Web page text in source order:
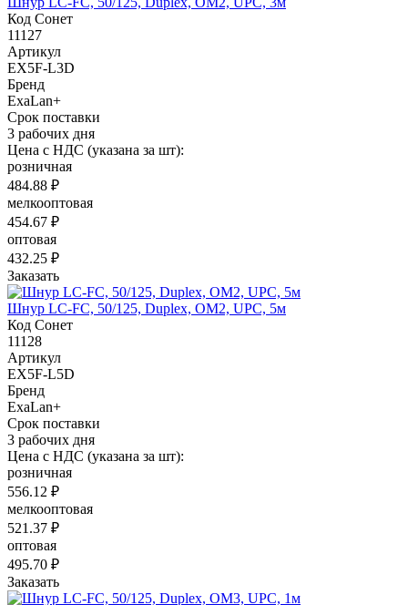
Код Сонет
11127
Артикул
EX5F-L3D
Бренд
ExaLan+
Срок поставки
3 рабочих дня
Цена с НДС (указана за шт):
розничная
484.88 ₽
мелкооптовая
454.67 ₽
оптовая
432.25 ₽
Заказать
Шнур LC-FC, 50/125, Duplex, OM2, UPC, 5м
Код Сонет
11128
Артикул
EX5F-L5D
Бренд
ExaLan+
Срок поставки
3 рабочих дня
Цена с НДС (указана за шт):
розничная
556.12 ₽
мелкооптовая
521.37 ₽
оптовая
495.70 ₽
Заказать